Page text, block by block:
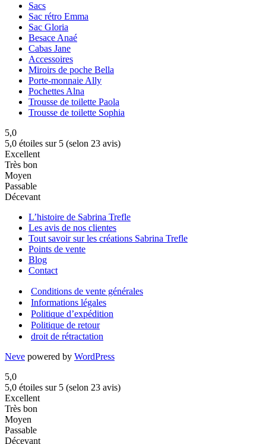
Sacs
Sac rétro Emma
Sac Gloria
Besace Anaé
Cabas Jane
Accessoires
Miroirs de poche Bella
Porte-monnaie Ally
Pochettes Alna
Trousse de toilette Paola
Trousse de toilette Sophia
5,0
5,0 étoiles sur 5 (selon 23 avis)
Excellent
Très bon
Moyen
Passable
Décevant
L’histoire de Sabrina Trefle
Les avis de nos clientes
Tout savoir sur les créations Sabrina Trefle
Points de vente
Blog
Contact
Conditions de vente générales
Informations légales
Politique d’expédition
Politique de retour
droit de rétractation
Neve powered by WordPress
5,0
5,0 étoiles sur 5 (selon 23 avis)
Excellent
Très bon
Moyen
Passable
Décevant